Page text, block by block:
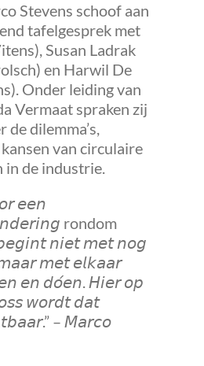
Stevens schoof aan
tafelgesprek met
Susan Ladrak
en Harwil De
Onder leiding van
Vermaat spraken zij
dilemma’s,
van circulaire
in de industrie.
𝘦𝘦𝘯
rondom
𝘯𝘪𝘦𝘵 𝘮𝘦𝘵 𝘯𝘰𝘨
𝘮𝘦𝘵 𝘦𝘭𝘬𝘢𝘢𝘳
𝘦𝘯 𝘥𝘰́𝘦𝘯. 𝘏𝘪𝘦𝘳 𝘰𝘱
𝘸𝘰𝘳𝘥𝘵 𝘥𝘢𝘵
– 𝘔𝘢𝘳𝘤𝘰